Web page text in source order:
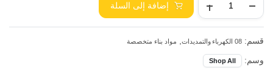
إضافة إلى السلة
قسم: 08 الكهرباء والتمديدات مواد بناء متخصصة
وسم: Shop All